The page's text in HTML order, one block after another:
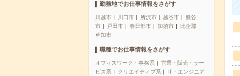
勤務地でお仕事情報をさがす
川越市 川口市 所沢市 越谷市
熊谷
市
戸田市 春日部市 加須市
比企郡
草加市
職種でお仕事情報をさがす
オフィスワーク・事務系
営業・販売・サー
ビス系
クリエイティブ系
IT・エンジニア